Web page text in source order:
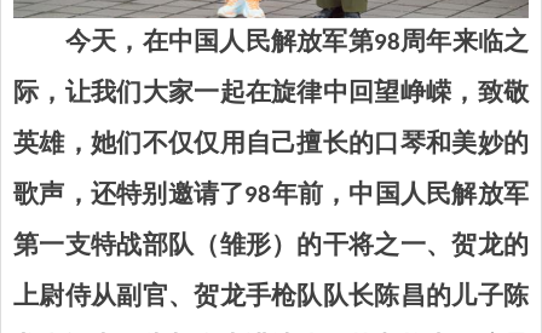
今天，在中国人民解放军第98周年来临之
际，让我们大家一起在旋律中回望峥嵘，致敬
英雄， 她们不仅仅用自己擅长的口琴和美妙的
歌声，还特别邀请了98年前，中国人民解放军
第一支特战部队（雏形）的干将之一、贺龙的
上尉侍从副官、贺龙手枪队队长陈昌的儿子陈